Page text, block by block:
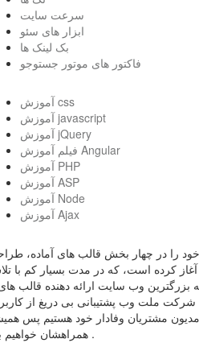
سرعت سایت
ابزار های سئو
بک لینک ها
فاکتور های موتور جستوجو
آموزش css
آموزش javascript
آموزش jQuery
فیلم آموزش Angular
آموزش PHP
آموزش ASP
آموزش Node
آموزش Ajax
1393 فعالیت خود را در چهار بخش قالب های آماده،
کرده است، که در مدت بسیار کم با
بزرگترین وب سایت ارائه دهنده قالب
ملت وب پشتیبانی بی دریغ از
مشتریان وفادار خود هستیم پس
همراهشان خواهیم بود .